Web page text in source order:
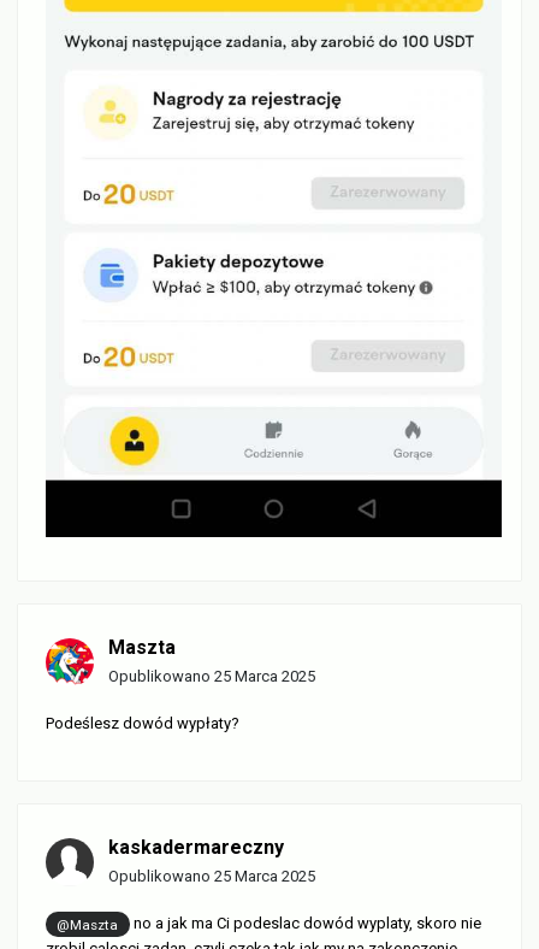
Maszta
Opublikowano 25 Marca 2025
Podeślesz dowód wypłaty?
kaskadermareczny
Opublikowano 25 Marca 2025
@Maszta
no a jak ma Ci podeslac dowód wyplaty, skoro nie